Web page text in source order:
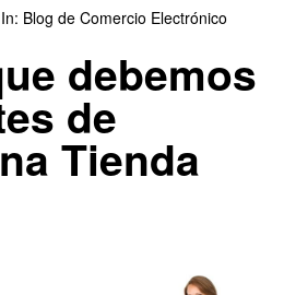
In: Blog de Comercio Electrónico
debemos
de
Tienda